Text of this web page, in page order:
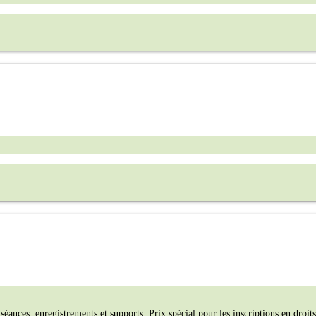
enregistrements et supports. Prix spécial pour les inscriptions en